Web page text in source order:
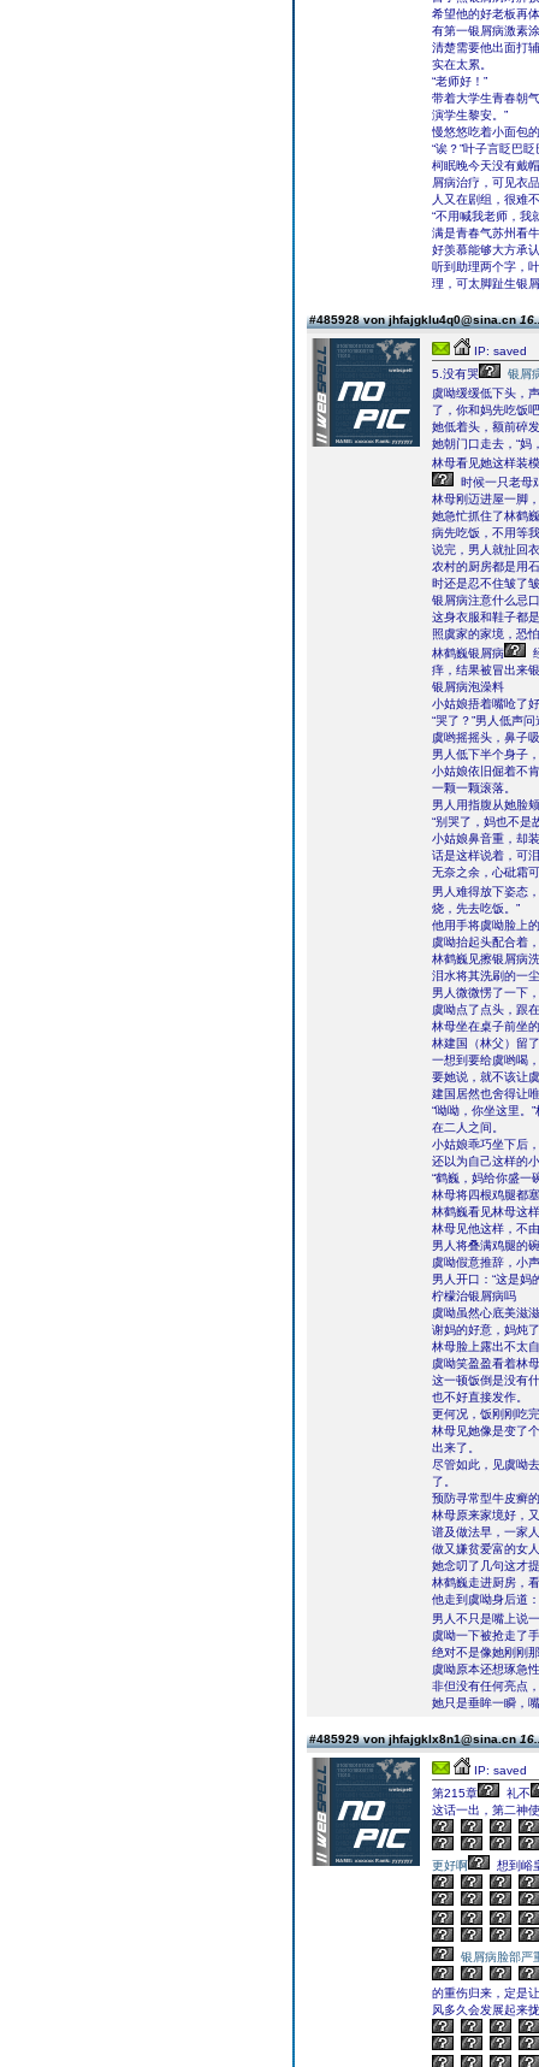
希望他的好老板再
有第一银屑病激素
清楚需要他出面打
实在太累。
“老师好！”
带着大学生青春朝
演学生黎安。”
慢悠悠吃着小面包
“诶？”叶子言眨巴
柯眠晚今天没有戴
屑病治疗，可见衣
人又在剧组，很难
“不用喊我老师，我
满是青春气苏州看
好羡慕能够大方承
听到助理两个字，
理，可太脚趾生银
#485928 von jhfajgklu4q0@sina.cn
IP: saved
5.没有哭
银屑
虞呦缓缓低下头，
了，你和妈先吃饭
她低着头，额前碎
她朝门口走去，“妈
林母看见她这样装
时候一只老母
林母刚迈进屋一脚
她急忙抓住了林鹤
病先吃饭，不用等
说完，男人就扯回
农村的厨房都是用
时还是忍不住皱了
银屑病注意什么忌口
这身衣服和鞋子都
照虞家的家境，恐
林鹤巍银屑病
痒，结果被冒出来
银屑病泡澡料
小姑娘捂着嘴呛了
“哭了？”男人低声问
虞哟摇摇头，鼻子
男人低下半个身子
小姑娘依旧倔着不
一颗一颗滚落。
男人用指腹从她脸
“别哭了，妈也不是
小姑娘鼻音重，却
话是这样说着，可
无奈之余，心砒霜
男人难得放下姿态
烧，先去吃饭。”
他用手将虞呦脸上
虞呦抬起头配合着
林鹤巍见擦银屑病
泪水将其洗刷的一
男人微微愣了一下
虞呦点了点头，跟
林母坐在桌子前坐
林建国（林父）留
一想到要给虞哟喝
要她说，就不该让
建国居然也舍得让
“呦呦，你坐这里。
在二人之间。
小姑娘乖巧坐下后
还以为自己这样的
“鹤巍，妈给你盛一
林母将四根鸡腿都
林鹤巍看见林母这
林母见他这样，不
男人将叠满鸡腿的
虞呦假意推辞，小
男人开口：“这是妈
柠檬治银屑病吗
虞呦虽然心底美滋
谢妈的好意，妈炖
林母脸上露出不太
虞呦笑盈盈看着林
这一顿饭倒是没有
也不好直接发作。
更何况，饭刚刚吃
林母见她像是变了
出来了。
尽管如此，见虞呦
了。
预防寻常型牛皮癣
林母原来家境好，
谱及做法早，一家
做又嫌贫爱富的女
她念叨了几句这才
林鹤巍走进厨房，
他走到虞呦身后道
男人不只是嘴上说
虞呦一下被抢走了
绝对不是像她刚刚
虞呦原本还想琢急
非但没有任何亮点
她只是垂眸一瞬，
#485929 von jhfajgklx8n1@sina.cn
IP: saved
第215章
礼不
这话一出，第二神
更好啊 想到峪
银屑病脸部严
的重伤归来，定是
风多久会发展起来